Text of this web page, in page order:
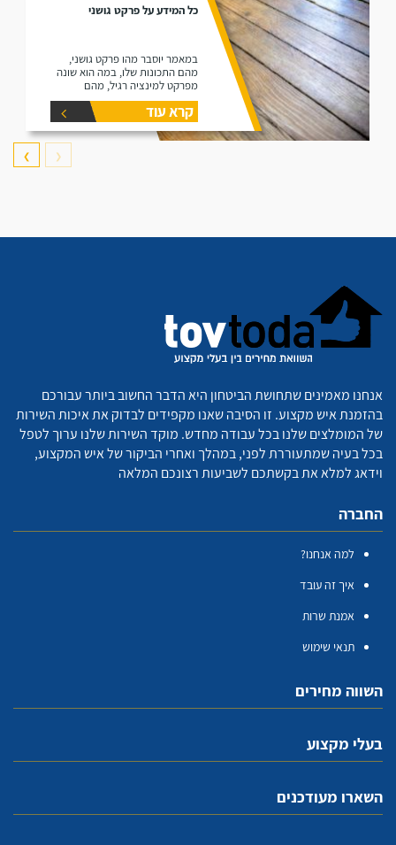
כל המידע על פרקט גושני
במאמר יוסבר מהו פרקט גושני,
מהם התכונות שלו, במה הוא שונה
מפרקט למינציה רגיל, מהם
היתרונות שלו ומהם החסרונות שלו.
קרא עוד
❮
❯
אנחנו מאמינים שתחושת הביטחון היא הדבר החשוב ביותר עבורכם
בהזמנת איש מקצוע. זו הסיבה שאנו מקפידים לבדוק את איכות השירות
של המומלצים שלנו בכל עבודה מחדש. מוקד השירות שלנו ערוך לטפל
בכל בעיה שמתעוררת לפני, במהלך ואחרי הביקור של איש המקצוע,
וידאג למלא את בקשתכם לשביעות רצונכם המלאה
החברה
למה אנחנו?
איך זה עובד
אמנת שרות
תנאי שימוש
השווה מחירים
בעלי מקצוע
השארו מעודכנים